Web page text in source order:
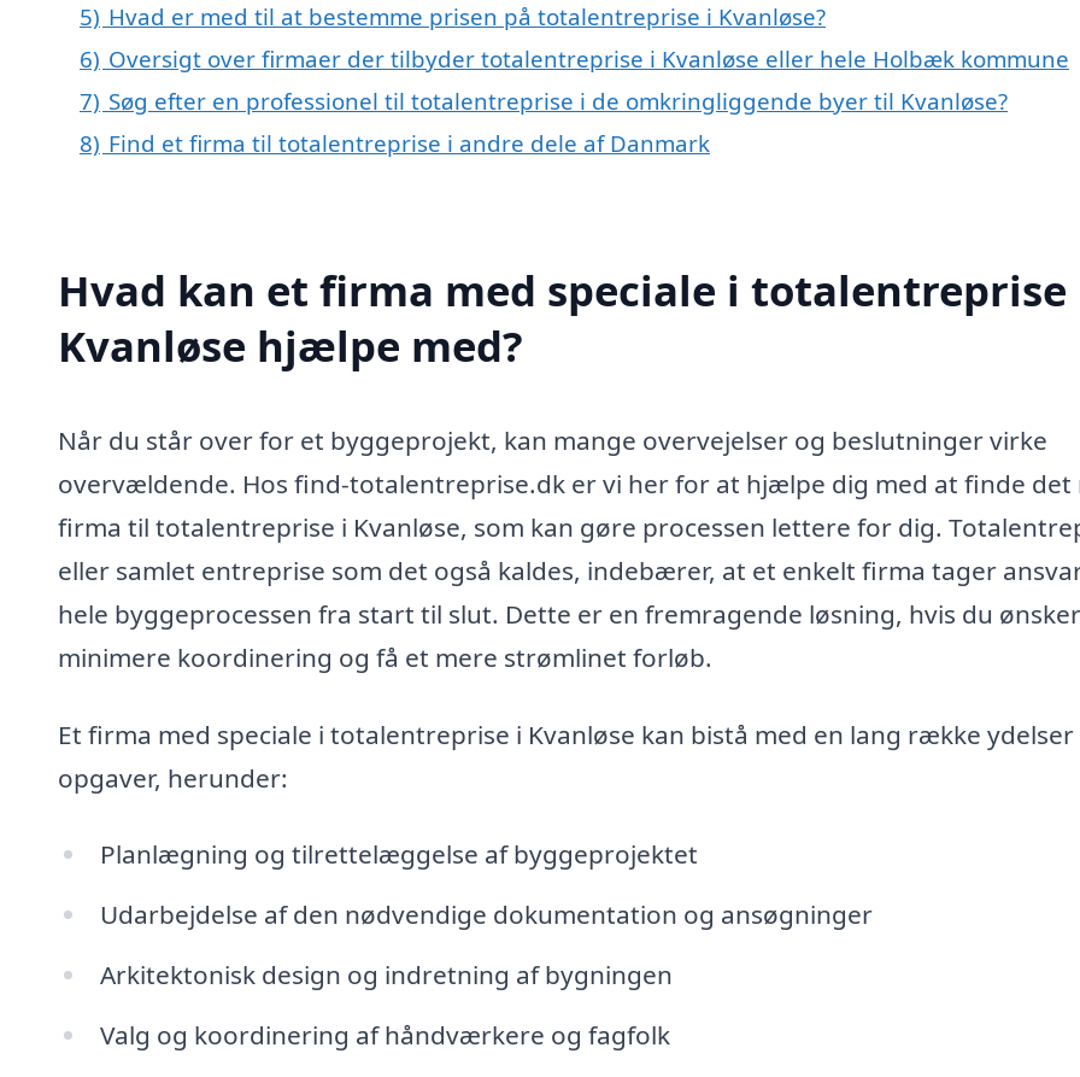
5) Hvad er med til at bestemme prisen på totalentreprise i Kvanløse?
6) Oversigt over firmaer der tilbyder totalentreprise i Kvanløse eller hele Holbæk kommune
7) Søg efter en professionel til totalentreprise i de omkringliggende byer til Kvanløse?
8) Find et firma til totalentreprise i andre dele af Danmark
Hvad kan et firma med speciale i totalentreprise
Kvanløse hjælpe med?
Når du står over for et byggeprojekt, kan mange overvejelser og beslutninger virke
overvældende. Hos find-totalentreprise.dk er vi her for at hjælpe dig med at finde
firma til totalentreprise i Kvanløse, som kan gøre processen lettere for dig.
eller samlet entreprise som det også kaldes, indebærer, at et enkelt firma tager
hele byggeprocessen fra start til slut. Dette er en fremragende løsning, hvis du
minimere koordinering og få et mere strømlinet forløb.
Et firma med speciale i totalentreprise i Kvanløse kan bistå med en lang række
opgaver, herunder:
Planlægning og tilrettelæggelse af byggeprojektet
Udarbejdelse af den nødvendige dokumentation og ansøgninger
Arkitektonisk design og indretning af bygningen
Valg og koordinering af håndværkere og fagfolk